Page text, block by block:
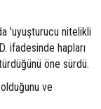
'uyuşturucu nitelikli
ifadesinde hapları
öne sürdü.
ve